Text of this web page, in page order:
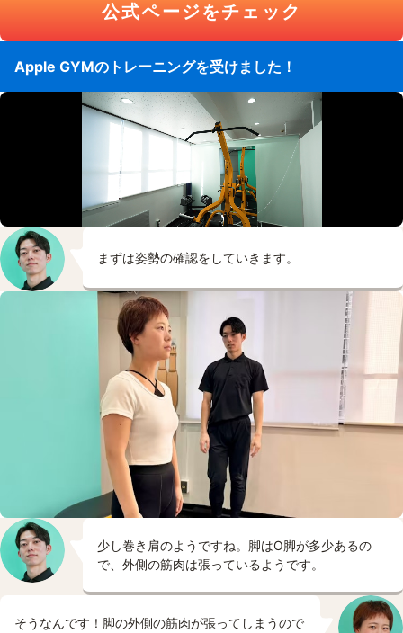
公式ページをチェック
Apple GYMのトレーニングを受けました！
まずは姿勢の確認をしていきます。
少し巻き肩のようですね。脚はO脚が多少あるの
で、外側の筋肉は張っているようです。
そうなんです！脚の外側の筋肉が張ってしまうので